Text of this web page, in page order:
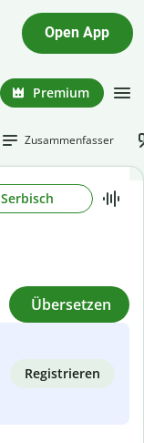
Open App
Premium
Zusammenfasser
Serbisch
Übersetzen
Registrieren